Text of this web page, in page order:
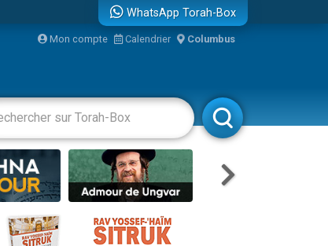
WhatsApp Torah-Box
Mon compte Calendrier Columbus
Livres Rabbanim